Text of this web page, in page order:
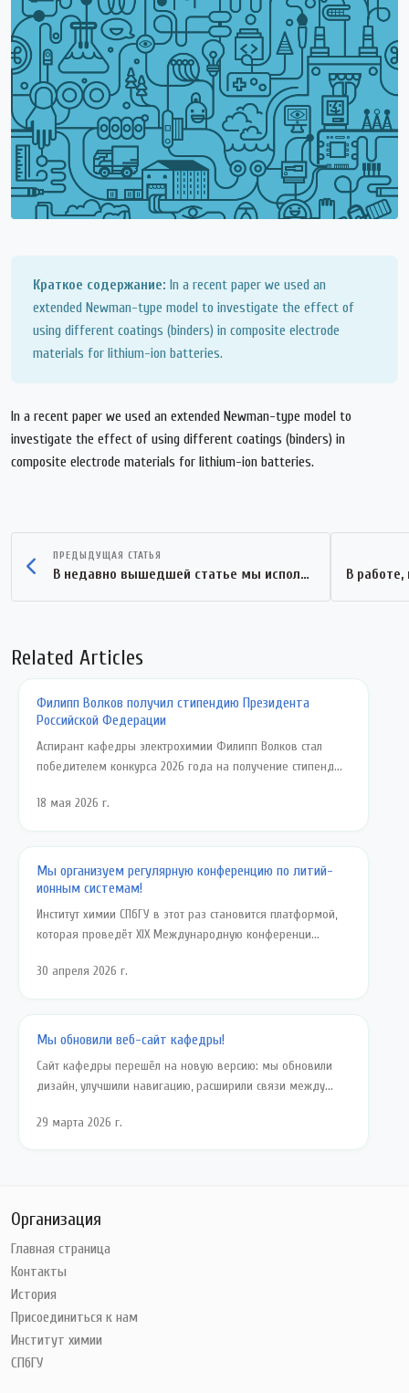
Краткое содержание: In a recent paper we used an
extended Newman-type model to investigate the effect of
using different coatings (binders) in composite electrode
materials for lithium-ion batteries.
In a recent paper we used an extended Newman-type model to
investigate the effect of using different coatings (binders) in
composite electrode materials for lithium-ion batteries.
ПРЕДЫДУЩАЯ СТАТЬЯ
В недавно вышедшей статье мы использовали расширенную модель типа Ньюмана для...
Related Articles
Филипп Волков получил стипендию Президента
Российской Федерации
Аспирант кафедры электрохимии Филипп Волков стал
победителем конкурса 2026 года на получение стипенд...
18 мая 2026 г.
Мы организуем регулярную конференцию по литий-
ионным системам!
Институт химии СПбГУ в этот раз становится платформой,
которая проведёт XIX Международную конференци...
30 апреля 2026 г.
Мы обновили веб-сайт кафедры!
Сайт кафедры перешёл на новую версию: мы обновили
дизайн, улучшили навигацию, расширили связи между...
29 марта 2026 г.
Организация
Главная страница
Контакты
История
Присоединиться к нам
Институт химии
СПбГУ